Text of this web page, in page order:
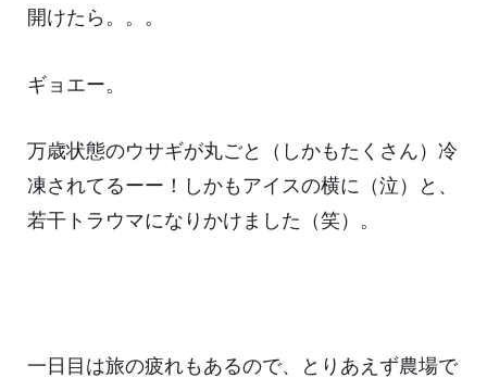
開けたら。。。
ギョエー。
万歳状態のウサギが丸ごと（しかもたくさん）冷
凍されてるーー！しかもアイスの横に（泣）と、
若干トラウマになりかけました（笑）。
一日目は旅の疲れもあるので、とりあえず農場で